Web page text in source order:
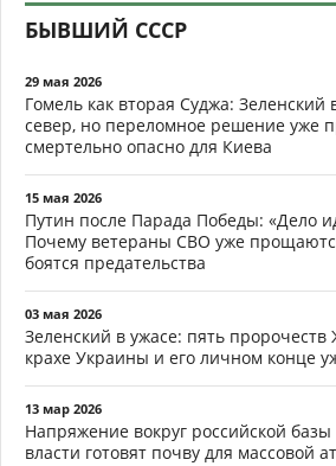
БЫВШИЙ СССР
29 мая 2026
Гомель как вторая Суджа: Зеленский
север, но переломное решение уже
смертельно опасно для Киева
15 мая 2026
Путин после Парада Победы: «Дело
Почему ветераны СВО уже
боятся предательства
03 мая 2026
Зеленский в ужасе: пять пророчеств
крахе Украины и его личном конце
13 мар 2026
Напряжение вокруг российской
власти готовят почву для массовой